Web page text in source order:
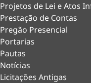
Projetos de Lei e Atos
Prestação de Contas
Pregão Presencial
Portarias
Pautas
Notícias
Licitações Antigas